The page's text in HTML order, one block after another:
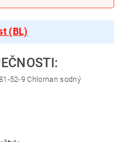
(BL)
52-9 Chlornan sodný